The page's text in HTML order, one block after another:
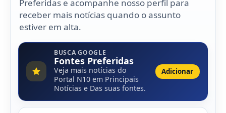
Preferidas e acompanhe nosso perfil para
receber mais notícias quando o assunto
estiver em alta.
BUSCA GOOGLE
Fontes Preferidas
Veja mais notícias do
Portal N10 em Principais
Notícias e Das suas fontes.
Adicionar